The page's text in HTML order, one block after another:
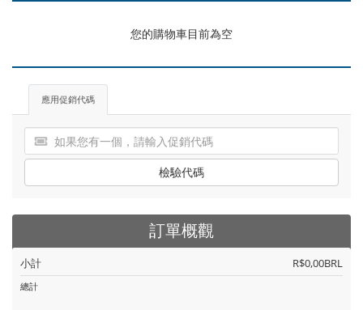
您的購物車目前為空
應用促銷代碼
檢驗代碼
訂單概觀
小計 R$0,00BRL
總計